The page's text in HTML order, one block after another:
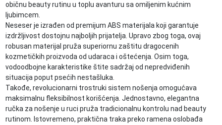
običnu beauty rutinu u toplu avanturu sa omiljenim kućnim
ljubimcem.
Neseser je izrađen od premijum ABS materijala koji garantuje
izdržljivost dostojnu najboljih prijatelja. Upravo zbog toga, ovaj
robusan materijal pruža superiornu zaštitu dragocenih
kozmetičkih proizvoda od udaraca i oštećenja. Osim toga,
vodoodbojne karakteristike štite sadržaj od nepredviđenih
situacija poput psećih nestašluka.
Takođe, revolucionarni trostruki sistem nošenja omogućava
maksimalnu fleksibilnost korišćenja. Jednostavno, elegantna
ručka za nošenje u ruci pruža tradicionalnu kontrolu nad beauty
rutinom. Istovremeno, praktična traka preko ramena oslobađa